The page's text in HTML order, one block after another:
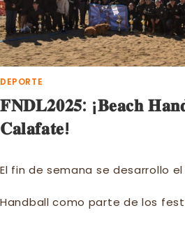
DEPORTE
𝐅𝐍𝐃𝐋𝟐𝟎𝟐𝟓: ¡𝐁𝐞𝐚𝐜𝐡
𝐂𝐚𝐥𝐚𝐟𝐚𝐭𝐞!
El fin de semana se desarrollo
Handball como parte de los